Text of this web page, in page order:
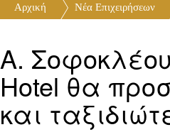
Αρχική Νέα Eπιχειρήσεων
Α.
Hotel θα
και